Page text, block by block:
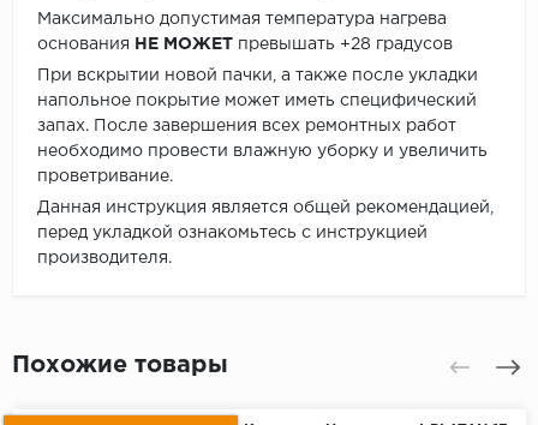
Максимально допустимая температура нагрева
основания
НЕ МОЖЕТ превышать +28 градусов
При вскрытии новой пачки, а также после укладки
напольное покрытие может иметь специфический
запах. После завершения всех ремонтных работ
необходимо провести влажную уборку и увеличить
проветривание.
Данная инструкция является общей рекомендацией,
перед укладкой ознакомьтесь с инструкцией
производителя.
Похожие товары